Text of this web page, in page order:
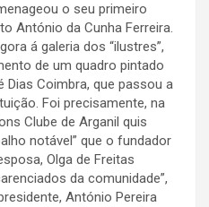
o seu primeiro
António da Cunha Ferreira.
á galeria dos “ilustres”,
de um quadro pintado
Coimbra, que passou a
Foi precisamente, na
Clube de Arganil quis
notável” que o fundador
Olga de Freitas
da comunidade”,
António Pereira